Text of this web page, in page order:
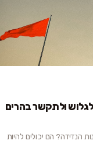
ולתקשר בהרים
הנדידה? הם יכולים להיות